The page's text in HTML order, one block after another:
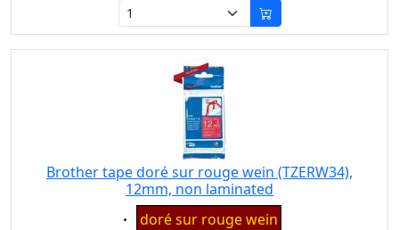
Brother tape doré sur rouge wein (TZERW34),
12mm, non laminated
Eigenschaft:
doré sur rouge wein